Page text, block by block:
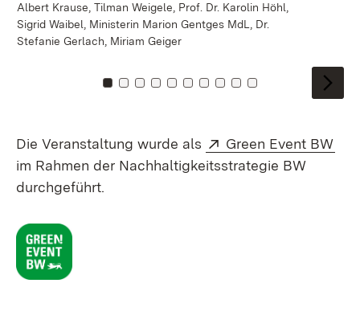
Albert Krause, Tilman Weigele, Prof. Dr. Karolin Höhl,
Sigrid Waibel, Ministerin Marion Gentges MdL, Dr.
Stefanie Gerlach, Miriam Geiger
Zu Kachel: 0
Zu Kachel: 1
Zu Kachel: 2
Zu Kachel: 3
Zu Kachel: 4
Zu Kachel: 5
Zu Kachel: 6
Zu Kachel: 7
Zu Kachel: 8
Zu Kachel: 9
Die Veranstaltung wurde als Extern:
Green Event BW
im Rahmen der Nachhaltigkeitsstrategie BW
durchgeführt.